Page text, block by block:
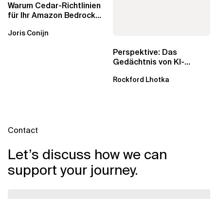
Warum Cedar-Richtlinien
für Ihr Amazon Bedrock
wichtig sind
Joris Conijn
Perspektive: Das
Gedächtnis von KI-
dem...
Rockford Lhotka
Contact
Let’s discuss how we can
support your journey.